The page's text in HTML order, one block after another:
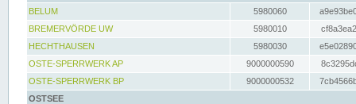
BELUM
5980060
BREMERVÖRDE UW
5980010
HECHTHAUSEN
5980030
OSTE-SPERRWERK AP
9000000590
OSTE-SPERRWERK BP
9000000532
OSTSEE